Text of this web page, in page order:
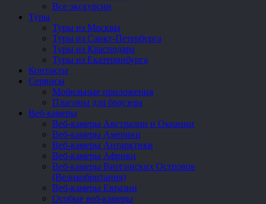
Все экскурсии
Туры
Туры из Москвы
Туры из Санкт-Петербурга
Туры из Краснодара
Туры из Екатеринбурга
Контакты
Сервисы
Мобильные приложения
Плагины для браузера
Веб-камеры
Веб-камеры Австралии и Океании
Веб-камеры Америки
Веб-камеры Антарктики
Веб-камеры Африки
Веб-камеры Виргинских Островов
(Великобритания)
Веб-камеры Евразии
Особые веб-камеры